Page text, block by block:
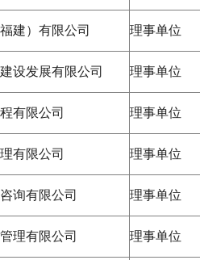
建）有限公司 理事单位
设发展有限公司 理事单位
有限公司 理事单位
有限公司 理事单位
询有限公司 理事单位
理有限公司 理事单位